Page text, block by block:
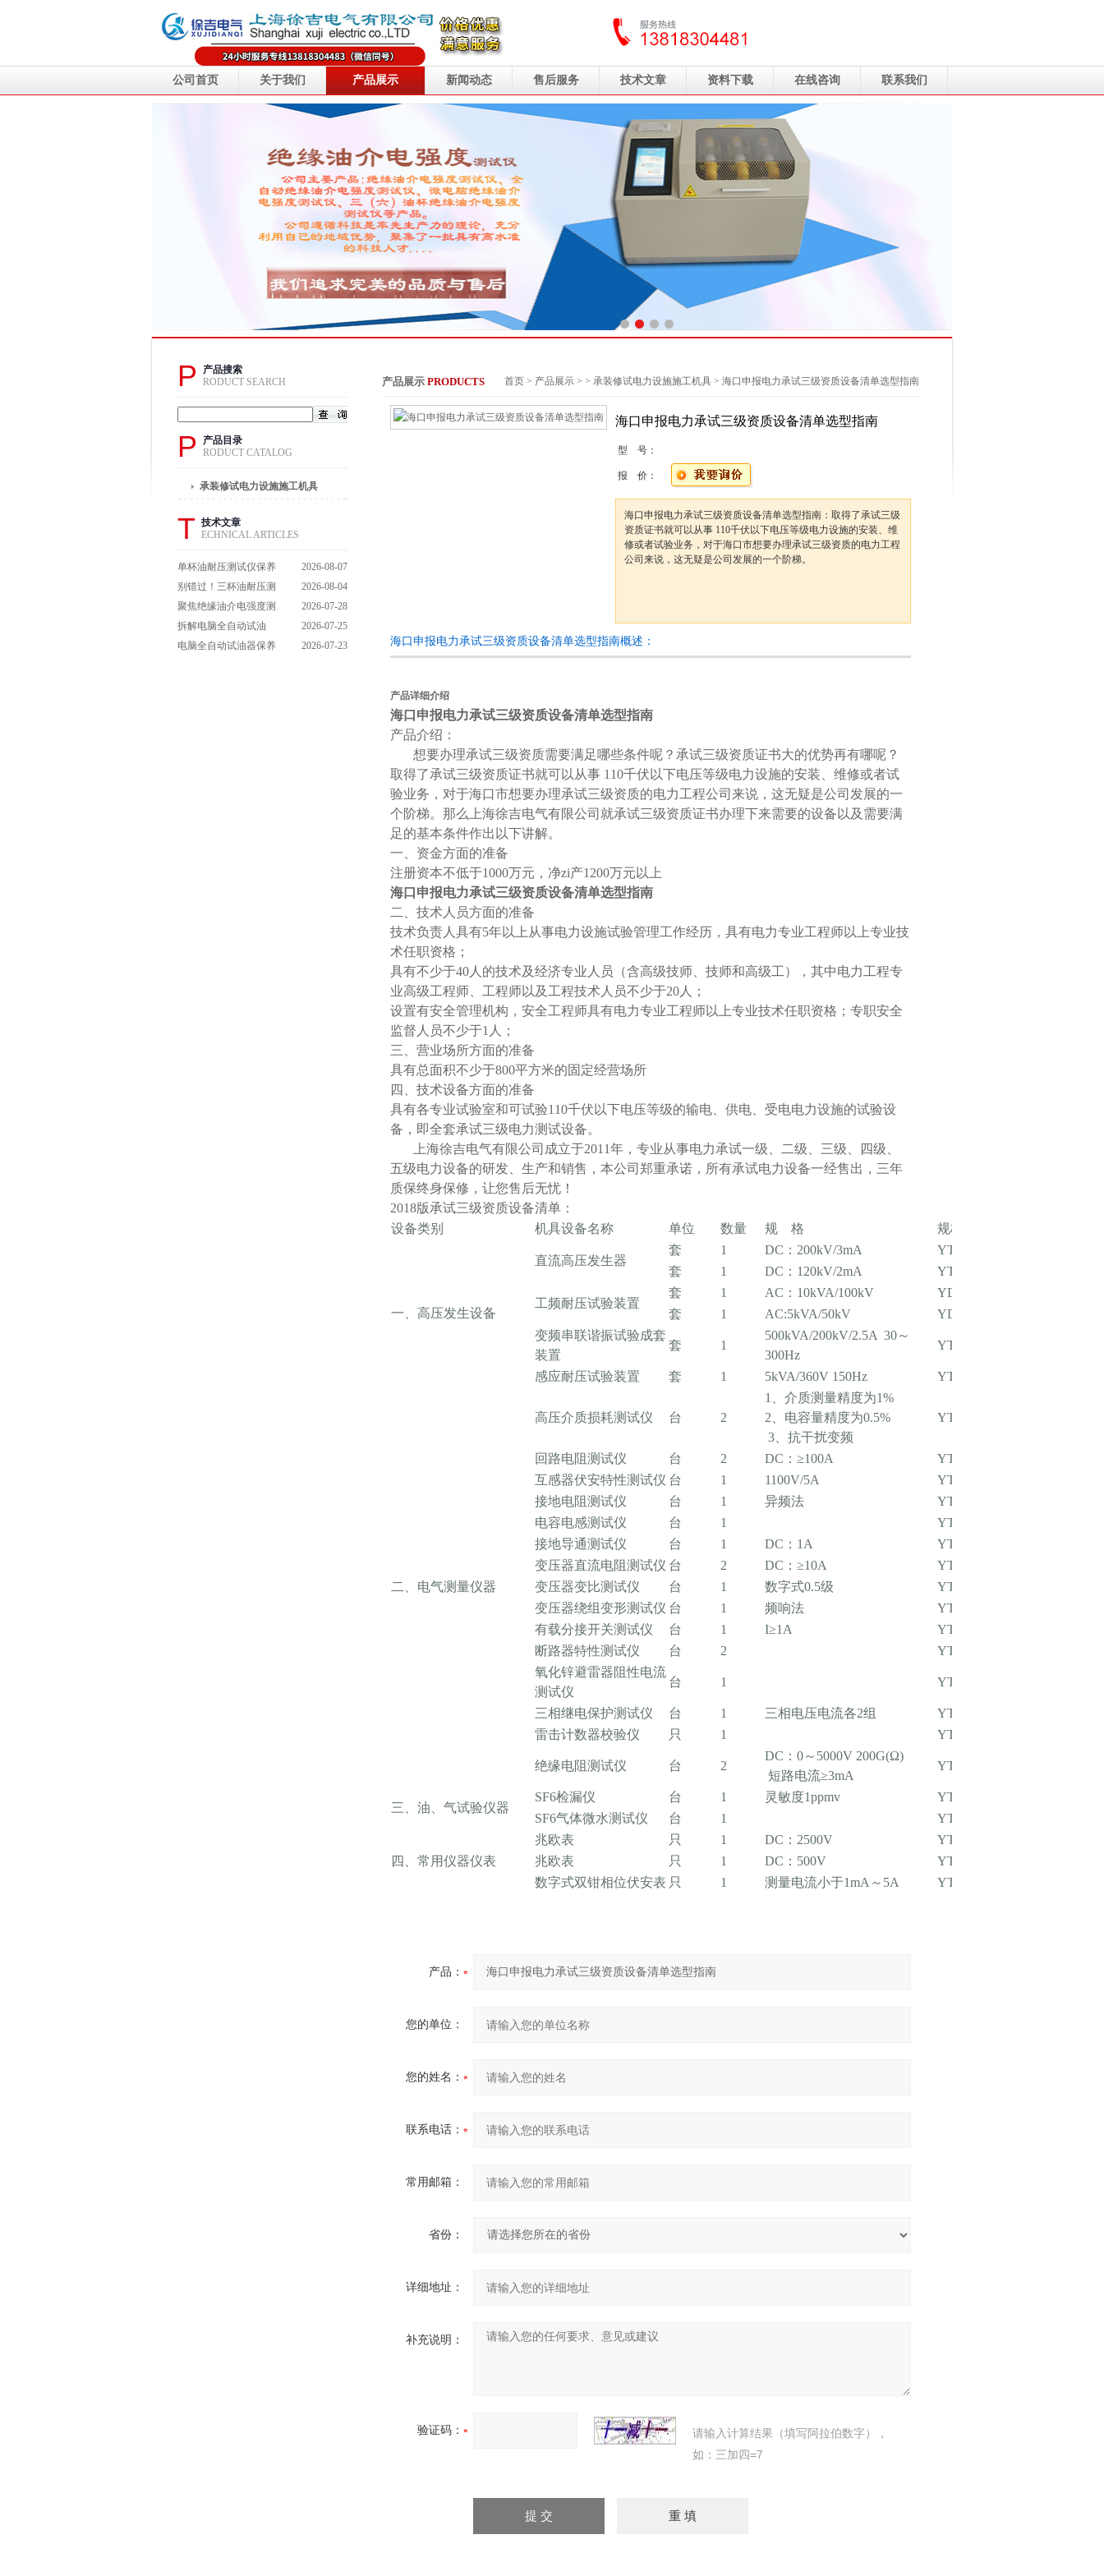
服务热线：
公司首页 关于我们 产品展示 新闻动态 售后服务 技术文章 资料下载 在线咨询 联系我们
P
产品搜索
RODUCT SEARCH
P
产品目录
RODUCT CATALOG
承装修试电力设施施工机具
T 技术文章
ECHNICAL ARTICLES
单杯油耐压测试仪保养
避坑指南：细节做到
位，设备不闹脾气
2026-08-07
别错过！三杯油耐压测
试仪操作流程全解析，
一步到位不踩坑
2026-08-04
聚焦绝缘油介电强度测
试仪：那些决定检测效
能的关键特点
2026-07-28
拆解电脑全自动试油
器：核心组成部件，藏
2026-07-25
电脑全自动试油器保养
2026-07-23
产品展示 PRODUCTS 首页 > 产品展示 > > 承装修试电力设施施工机具 > 海口申报电力承试三级资质设备清单选型指南
海口申报电力承试三级资质设备清单选型指南
型 号：
报 价：
海口申报电力承试三级资质设备清单选型指南：取得了承试三级
资质证书就可以从事 110千伏以下电压等级电力设施的安装、维
修或者试验业务，对于海口市想要办理承试三级资质的电力工程
公司来说，这无疑是公司发展的一个阶梯。
海口申报电力承试三级资质设备清单选型指南概述：
产品详细介绍
海口申报电力承试三级资质设备清单选型指南
产品介绍：
想要办理承试三级资质需要满足哪些条件呢？承试三级资质证书大的优势再有哪呢？
取得了承试三级资质证书就可以从事 110千伏以下电压等级电力设施的安装、维修或者试
验业务，对于海口市想要办理承试三级资质的电力工程公司来说，这无疑是公司发展的一
个阶梯。那么上海徐吉电气有限公司就承试三级资质证书办理下来需要的设备以及需要满
足的基本条件作出以下讲解。
一、资金方面的准备
注册资本不低于1000万元，净zi产1200万元以上
海口申报电力承试三级资质设备清单选型指南
二、技术人员方面的准备
技术负责人具有5年以上从事电力设施试验管理工作经历，具有电力专业工程师以上专业技
术任职资格；
具有不少于40人的技术及经济专业人员（含高级技师、技师和高级工），其中电力工程专
业高级工程师、工程师以及工程技术人员不少于20人；
设置有安全管理机构，安全工程师具有电力专业工程师以上专业技术任职资格；专职安全
监督人员不少于1人；
三、营业场所方面的准备
具有总面积不少于800平方米的固定经营场所
四、技术设备方面的准备
具有各专业试验室和可试验110千伏以下电压等级的输电、供电、受电电力设施的试验设
备，即全套承试三级电力测试设备。
上海徐吉电气有限公司成立于2011年，专业从事电力承试一级、二级、三级、四级、
五级电力设备的研发、生产和销售，本公司郑重承诺，所有承试电力设备一经售出，三年
质保终身保修，让您售后无忧！
2018版承试三级资质设备清单：
设备类别
机具设备名称 单位 数量 规 格 规格型号
一、高压发生设备
直流高压发生器
套 1 DC：200kV/3mA
YTCZG-200kV/3mA
套
1 DC：120kV/2mA YTCZG-120kV/2mA
工频耐压试验装置
套 1 AC：10kVA/100kV
YD-J-10kVA/100kV
套
1 AC:5kVA/50kV
YD-J-5kVA/50kV
变频串联谐振试验成套
装置
套 1
500kVA/200kV/2.5A 30～
300Hz
YTC850-500kVA/200kV
感应耐压试验装置 套 1 5kVA/360V 150Hz YTC1102-5kVA
二、电气测量仪器
高压介质损耗测试仪 台 2
1、介质测量精度为1%
2、电容量精度为0.5%
3、抗干扰变频
YTC309
回路电阻测试仪 台 2 DC：≥100A
YTC5501-100
互感器伏安特性测试仪 台 1 1100V/5A
YTC8750B
接地电阻测试仪
台 1 异频法
YTC2830
电容电感测试仪
台 1
YTC720
接地导通测试仪
台 1 DC：1A
YTC2885-10A
变压器直流电阻测试仪 台 2 DC：≥10A
YTC316-10
变压器变比测试仪
台 1 数字式0.5级
YTC3317
变压器绕组变形测试仪 台 1 频响法
YTC3223
有载分接开关测试仪
台 1 I≥1A
YTC3993
断路器特性测试仪
台 2
YTC3980
氧化锌避雷器阻性电流
测试仪
台 1 YTC620D
三相继电保护测试仪 台 1 三相电压电流各2组
YTC1000
雷击计数器校验仪
只 1 YTC605
绝缘电阻测试仪 台 2
DC：0～5000V 200G(Ω)
短路电流≥3mA
YTC2010
三、油、气试验仪器
SF6检漏仪 台 1 灵敏度1ppmv
YTC4502
SF6气体微水测试仪
台 1 YTC4620-06
四、常用仪器仪表
兆欧表 只 1 DC：2500V
YTC2671
兆欧表
只 1 DC：500V
YTC2671
数字式双钳相位伏安表 只 1 测量电流小于1mA～5A YTC2220
产品：
您的单位：
您的姓名：
联系电话：
常用邮箱：
省份：
详细地址：
补充说明：
验证码：
请输入计算结果（填写阿拉伯数字），
如：三加四=7